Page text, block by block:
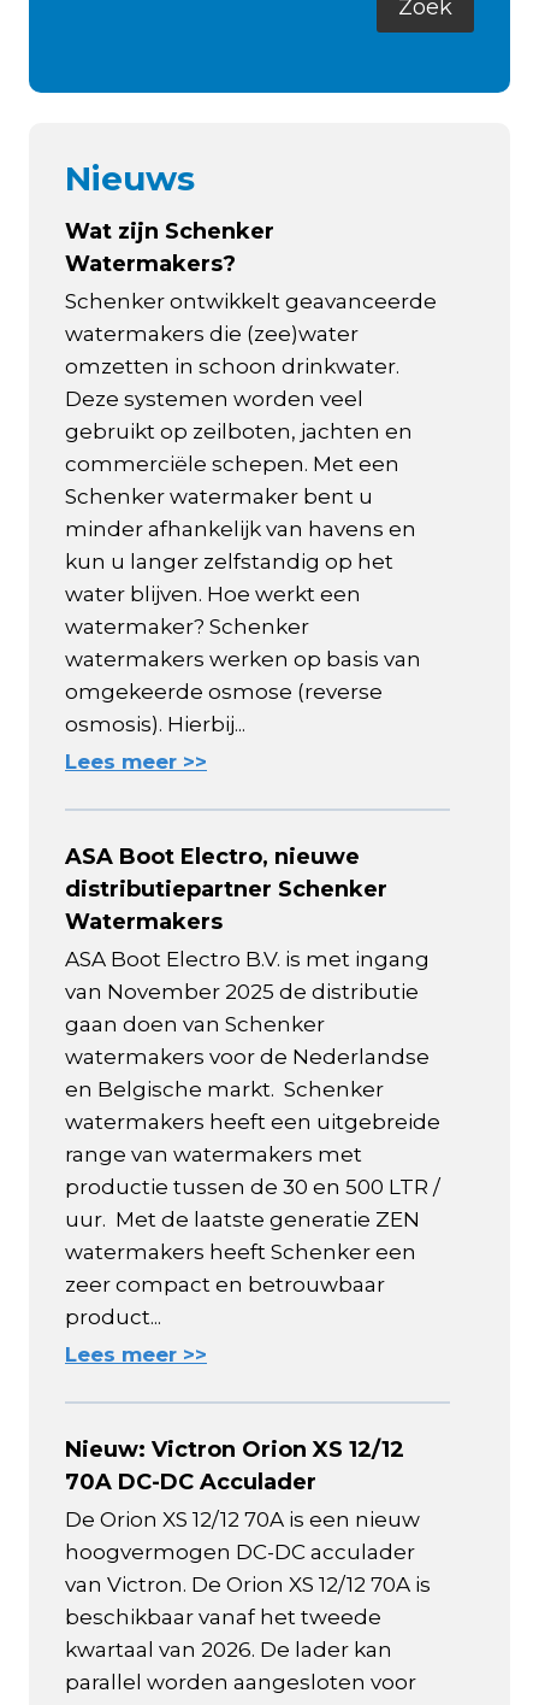
Nieuws
Wat zijn Schenker
Watermakers?
Schenker ontwikkelt geavanceerde
watermakers die (zee)water
omzetten in schoon drinkwater.
Deze systemen worden veel
gebruikt op zeilboten, jachten en
commerciële schepen. Met een
Schenker watermaker bent u
minder afhankelijk van havens en
kun u langer zelfstandig op het
water blijven. Hoe werkt een
watermaker? Schenker
watermakers werken op basis van
omgekeerde osmose (reverse
osmosis). Hierbij...
Lees meer >>
ASA Boot Electro, nieuwe
distributiepartner Schenker
Watermakers
ASA Boot Electro B.V. is met ingang
van November 2025 de distributie
gaan doen van Schenker
watermakers voor de Nederlandse
en Belgische markt. Schenker
watermakers heeft een uitgebreide
range van watermakers met
productie tussen de 30 en 500 LTR /
uur. Met de laatste generatie ZEN
watermakers heeft Schenker een
zeer compact en betrouwbaar
product...
Lees meer >>
Nieuw: Victron Orion XS 12/12
70A DC-DC Acculader
De Orion XS 12/12 70A is een nieuw
hoogvermogen DC-DC acculader
van Victron. De Orion XS 12/12 70A is
beschikbaar vanaf het tweede
kwartaal van 2026. De lader kan
parallel worden aangesloten voor